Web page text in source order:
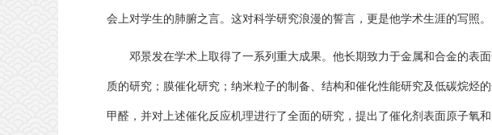
会上对学生的肺腑之言。这对科学研究浪漫的誓言，更是他学术生涯的写照。
邓景发在学术上取得了一系列重大成果。他长期致力于金属和合金的表
质的研究；膜催化研究；纳米粒子的制备、结构和催化性能研究及低碳烷烃
甲醛，并对上述催化反应机理进行了全面的研究，提出了催化剂表面原子氧